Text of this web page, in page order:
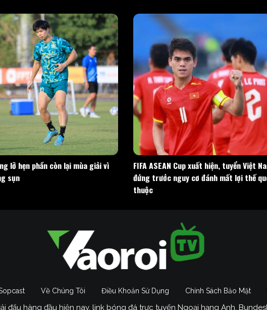
lỡ hẹn phần còn lại mùa giải vì
sụn
FIFA ASEAN Cup xuất hiện, tuyển Việt
đứng trước nguy cơ đánh mất lợi thế
thuộc
Về Chúng Tôi Điều Khoản Sử Dụng Chính Sách Bảo Mật
hàng đầu hiện nay, link bóng đá trực tuyến Ngoại hạng Anh,